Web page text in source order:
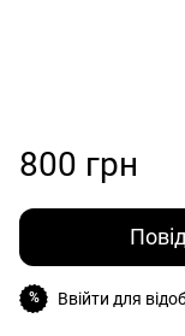
800 грн
% Ввійти для